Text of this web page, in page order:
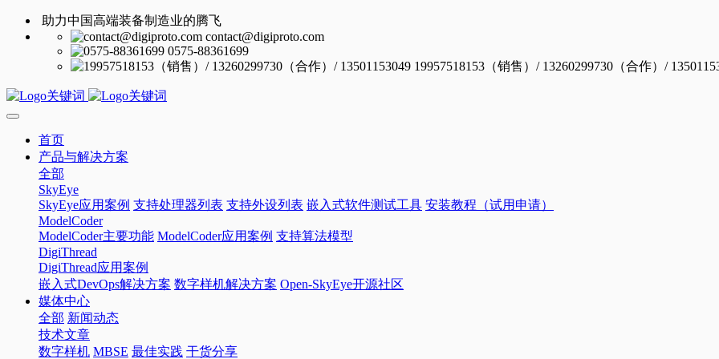
助力中国高端装备制造业的腾飞
contact@digiproto.com
0575-88361699
19957518153（销售）/ 13260299730（合作）/
首页
产品与解决方案
全部
SkyEye
SkyEye应用案例 支持处理器列表 支持外设列表 嵌入式软件测试工具 安装教程（试用申请）
ModelCoder
ModelCoder主要功能 ModelCoder应用案例 支持算法模型
DigiThread
DigiThread应用案例
嵌入式DevOps解决方案 数字样机解决方案 Open-SkyEye开源社区
媒体中心
全部 新闻动态
技术文章
数字样机 MBSE 最佳实践 干货分享